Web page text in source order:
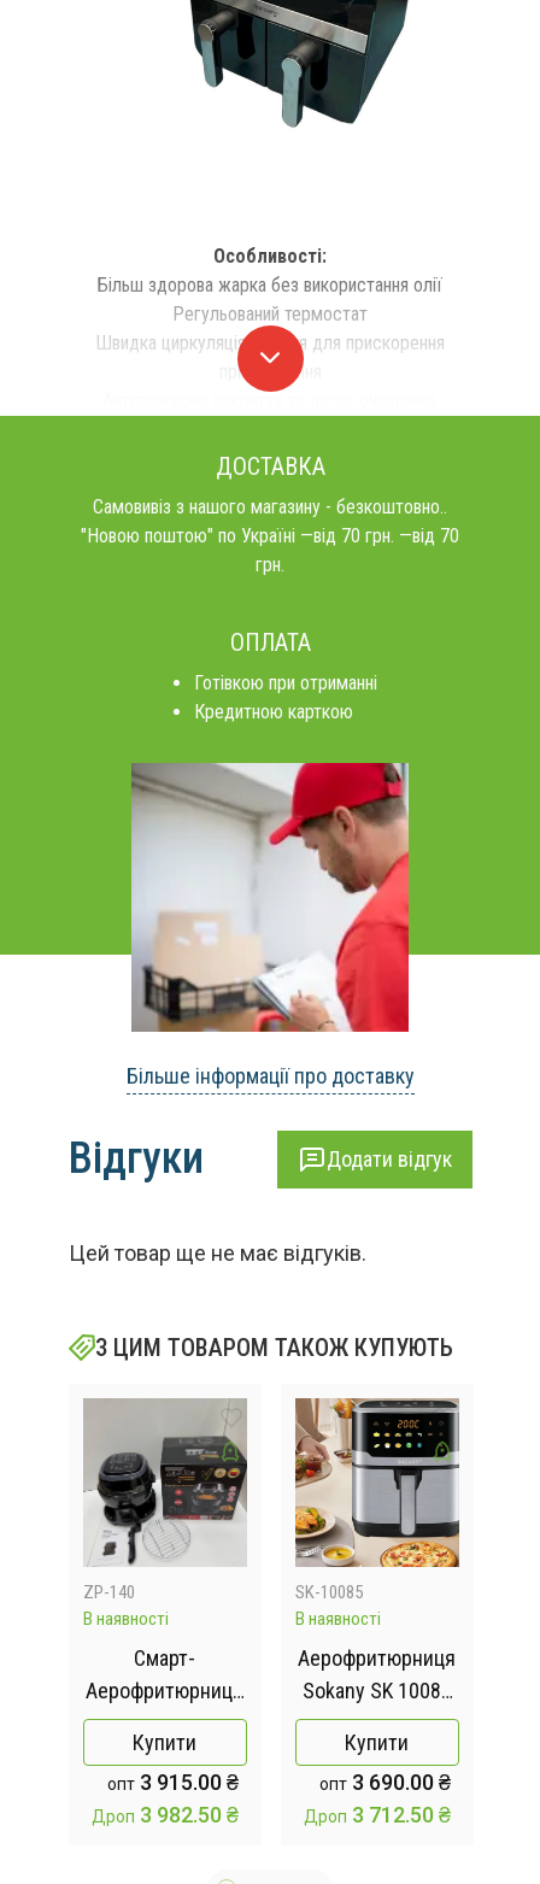
Особливості:
Більш здорова жарка без використання олії
Регульований термостат
Швидка циркуляція повітря для прискорення
приготування
ДОСТАВКА
Самовивіз з нашого магазину - безкоштовно..
"Новою поштою" по Україні —від 70 грн. —від 70
грн.
ОПЛАТА
Готівкою при отриманні
Кредитною карткою
Більше інформації про доставку
Відгуки Додати відгук
Цей товар ще не має відгуків.
З ЦИМ ТОВАРОМ ТАКОЖ КУПУЮТЬ
ZP-140
В наявності
Смарт-
Аерофритюрниця
з функцією
обертання на 18
програм Zepline
ZP-140 10літрів
Купити
опт3 915.00 ₴
Дроп 3 982.50 ₴
SK-10085
В наявності
Аерофритюрниця
Sokany SK 10085
2200W Аерогриль
безмасляна
мультипіч для
приготування без
Купити
опт3 690.00 ₴
Дроп 3 712.50 ₴